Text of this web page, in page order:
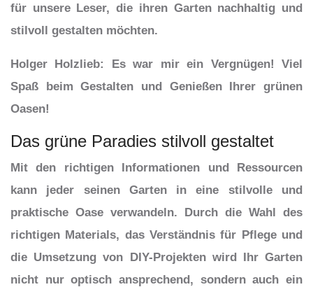
für unsere Leser, die ihren Garten nachhaltig und
stilvoll gestalten möchten.
Holger Holzlieb: Es war mir ein Vergnügen! Viel
Spaß beim Gestalten und Genießen Ihrer grünen
Oasen!
Das grüne Paradies stilvoll gestaltet
Mit den richtigen Informationen und Ressourcen
kann jeder seinen Garten in eine stilvolle und
praktische Oase verwandeln. Durch die Wahl des
richtigen Materials, das Verständnis für Pflege und
die Umsetzung von DIY-Projekten wird Ihr Garten
nicht nur optisch ansprechend, sondern auch ein